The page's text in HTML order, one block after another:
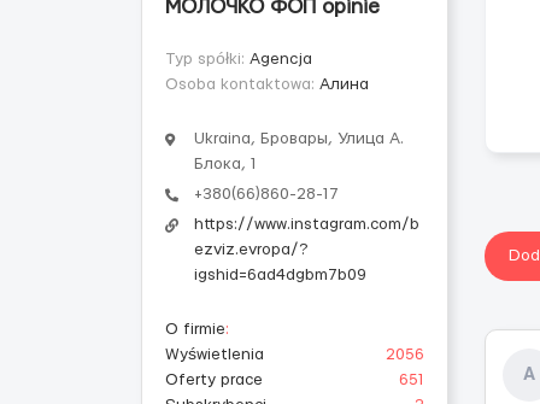
МОЛОЧКО ФОП opinie
Typ spółki: Agencja
Osoba kontaktowa: Алина
Ukraina, Бровары, Улица А.
Блока, 1
+380(66)860-28-17
https://www.instagram.com/b
ezviz.evropa/?
igshid=6ad4dgbm7b09
O firmie:
Wyświetlenia
2056
Oferty prace
651
А